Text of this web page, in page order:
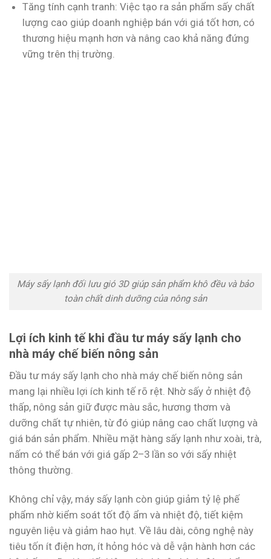
Tăng tính cạnh tranh: Việc tạo ra sản phẩm sấy chất
lượng cao giúp doanh nghiệp bán với giá tốt hơn, có
thương hiệu mạnh hơn và nâng cao khả năng đứng
vững trên thị trường.
Máy sấy lạnh đối lưu gió 3D giúp sản phẩm khô đều và bảo
toàn chất dinh dưỡng của nông sản
Lợi ích kinh tế khi đầu tư máy sấy lạnh cho
nhà máy chế biến nông sản
Đầu tư máy sấy lạnh cho nhà máy chế biến nông sản
mang lại nhiều lợi ích kinh tế rõ rệt. Nhờ sấy ở nhiệt độ
thấp, nông sản giữ được màu sắc, hương thơm và
dưỡng chất tự nhiên, từ đó giúp nâng cao chất lượng và
giá bán sản phẩm. Nhiều mặt hàng sấy lạnh như xoài, trà,
nấm có thể bán với giá gấp 2–3 lần so với sấy nhiệt
thông thường.
Không chỉ vậy, máy sấy lạnh còn giúp giảm tỷ lệ phế
phẩm nhờ kiểm soát tốt độ ẩm và nhiệt độ, tiết kiệm
nguyên liệu và giảm hao hụt. Về lâu dài, công nghệ này
tiêu tốn ít điện hơn, ít hỏng hóc và dễ vận hành hơn các